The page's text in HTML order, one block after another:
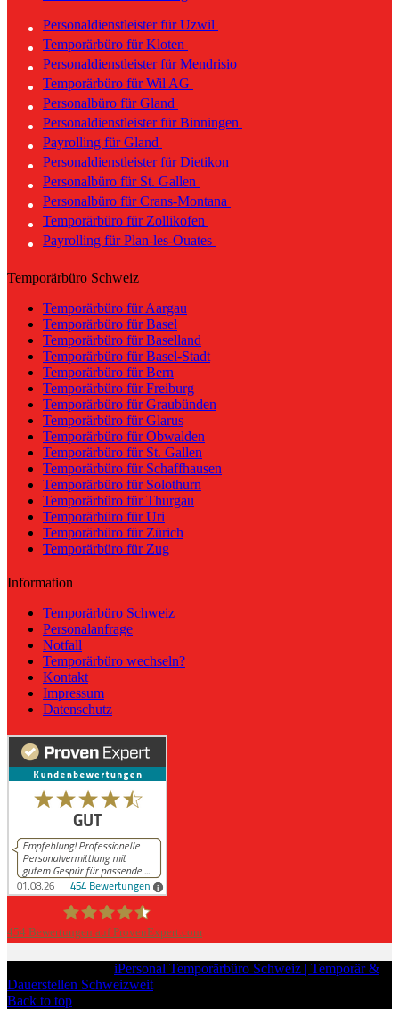
Personaldienstleister für Uzwil
Temporärbüro für Kloten
Personaldienstleister für Mendrisio
Temporärbüro für Wil AG
Personalbüro für Gland
Personaldienstleister für Binningen
Payrolling für Gland
Personaldienstleister für Dietikon
Personalbüro für St. Gallen
Personalbüro für Crans-Montana
Temporärbüro für Zollikofen
Payrolling für Plan-les-Ouates
Temporärbüro Schweiz
Temporärbüro für Aargau
Temporärbüro für Basel
Temporärbüro für Baselland
Temporärbüro für Basel-Stadt
Temporärbüro für Bern
Temporärbüro für Freiburg
Temporärbüro für Graubünden
Temporärbüro für Glarus
Temporärbüro für Obwalden
Temporärbüro für St. Gallen
Temporärbüro für Schaffhausen
Temporärbüro für Solothurn
Temporärbüro für Thurgau
Temporärbüro für Uri
Temporärbüro für Zürich
Temporärbüro für Zug
Information
Temporärbüro Schweiz
Personalanfrage
Notfall
Temporärbüro wechseln?
Kontakt
Impressum
Datenschutz
454 Bewertungen auf ProvenExpert.com
iPersonal Temporärbüro Schweiz | Temporär &
Dauerstellen Schweizweit
Back to top